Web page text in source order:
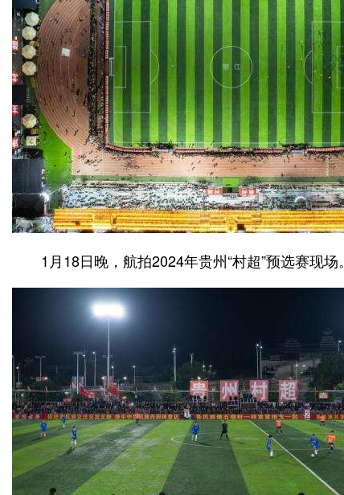
1月18日晚，航拍2024年贵州“村超”预选赛现场。